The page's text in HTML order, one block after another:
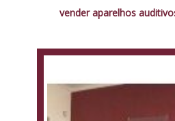
vender aparelhos